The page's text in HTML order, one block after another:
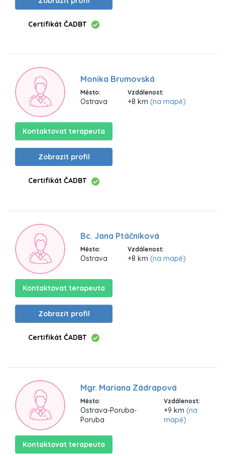
Certifikát ČADBT
Monika Brumovská
Město:
Ostrava
Vzdálenost:
+8 km (na mapě)
Kontaktovat terapeuta
Zobrazit profil
Certifikát ČADBT
Bc. Jana Ptáčníková
Město:
Ostrava
Vzdálenost:
+8 km (na mapě)
Kontaktovat terapeuta
Zobrazit profil
Certifikát ČADBT
Mgr. Mariana Zádrapová
Město:
Ostrava-Poruba-
Poruba
Vzdálenost:
+9 km(na
mapě)
Kontaktovat terapeuta